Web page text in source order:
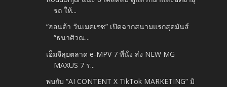
รถ ให้...
“ฮอนด้า วันเมคเรซ” เปิดฉากสนามแรกสุดมันส์
“ธนาศิวณ...
เอ็มจีลุยตลาด e-MPV 7 ที่นั่ง ส่ง NEW MG
MAXUS 7 ร...
พบกับ “AI CONTENT X TikTok MARKETING” มิ